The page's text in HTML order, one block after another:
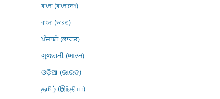
বাংলা (বাংলাদেশ)
বাংলা (ভারত)
ਪੰਜਾਬੀ (ਭਾਰਤ)
ગુજરાતી (ભારત)
ଓଡ଼ିଆ (ଭାରତ)
தமிழ் (இந்தியா)